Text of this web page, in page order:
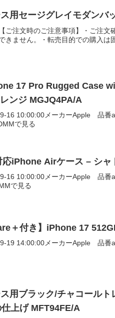
用セージグレイモダンバ
ご注文時のご注意事項】・ご注
きません。・転売目的での購入は
17 Pro Rugged Case
ンジ MGJQ4PA/A
16 10:00:00メーカーApple 品番
で見る
応iPhone Airケース – シャ
16 10:00:00メーカーApple 品番
で見る
＋付き】iPhone 17
19 14:00:00メーカーApple 品番
用ブラック/チャコール
上げ MFT94FE/A